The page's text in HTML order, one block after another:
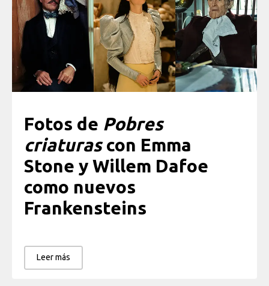
Fotos de Pobres
criaturascon Emma
Stone y Willem Dafoe
como nuevos
Frankensteins
Leer más